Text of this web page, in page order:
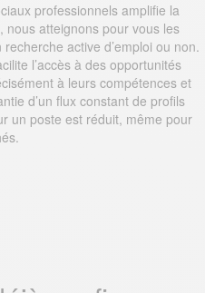
professionnels amplifie la
nous atteignons pour vous les
active d’emploi ou non.
l’accès à des opportunités
à leurs compétences et
d’un flux constant de profils
un poste est réduit, même pour